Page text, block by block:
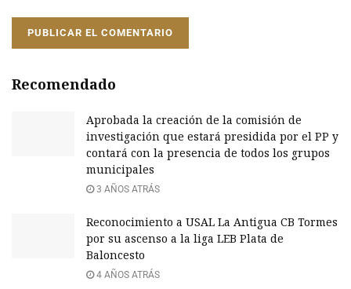
Recomendado
Aprobada la creación de la comisión de
investigación que estará presidida por el PP y
contará con la presencia de todos los grupos
municipales
3 AÑOS ATRÁS
Reconocimiento a USAL La Antigua CB Tormes
por su ascenso a la liga LEB Plata de
Baloncesto
4 AÑOS ATRÁS